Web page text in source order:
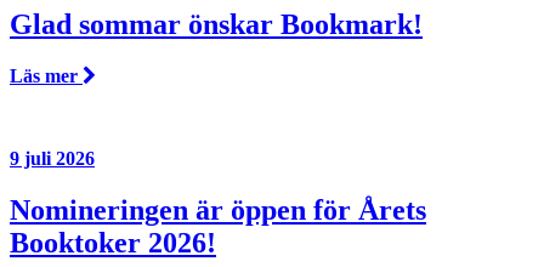
Glad sommar önskar Bookmark!
Läs mer
9 juli 2026
Nomineringen är öppen för Årets
Booktoker 2026!